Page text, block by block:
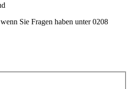
Sie Fragen haben unter 0208